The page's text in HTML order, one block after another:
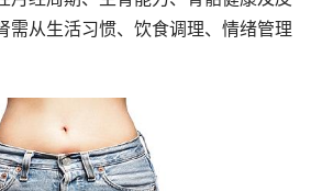
需从生活习惯、饮食调理、情绪管理